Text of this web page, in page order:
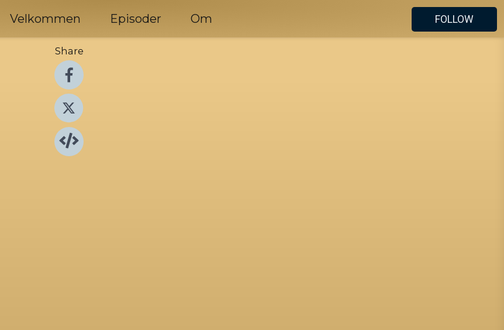
Velkommen Episoder Om FOLLOW
Share